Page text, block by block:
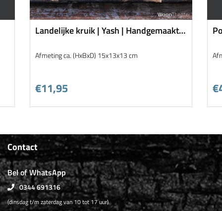
Landelijke kruik | Yash | Handgemaakt
Afmeting ca. (HxBxD) 15x13x13 cm
€11,95
Contact
Bel of WhatsApp
0344 691316
(dinsdag t/m zaterdag van 10 tot 17 uur)